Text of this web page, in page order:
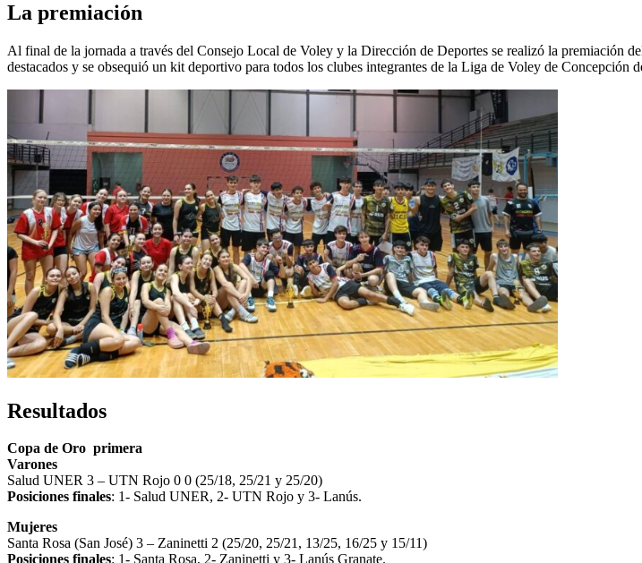
La premiación
Al final de la jornada a través del Consejo Local de Voley y la Dirección de Deportes se realizó la premiación
destacados y se obsequió un kit deportivo para todos los clubes integrantes de la Liga de Voley de Concepción
Resultados
Copa de Oro primera
Varones
Salud UNER 3 – UTN Rojo 0 0 (25/18, 25/21 y 25/20)
Posiciones finales: 1- Salud UNER, 2- UTN Rojo y 3- Lanús.
Mujeres
Santa Rosa (San José) 3 – Zaninetti 2 (25/20, 25/21, 13/25, 16/25 y 15/11)
Posiciones finales: 1- Santa Rosa, 2- Zaninetti y 3- Lanús Granate.